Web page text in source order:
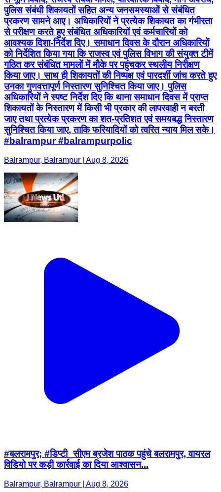
पुलिस संबंधी शिकायतों सहित अन्य जनसमस्याओं से संबंधित
प्रकरण सामने आए। अधिकारियों ने प्रत्येक शिकायत का गंभीरता
से परीक्षण करते हुए संबंधित अधिकारियों एवं कर्मचारियों को
आवश्यक दिशा-निर्देश दिए। समाधान दिवस के दौरान अधिकारियों
को निर्देशित किया गया कि राजस्व एवं पुलिस विभाग की संयुक्त टीमें
गठित कर संबंधित मामलों में मौके पर पहुंचकर स्थलीय निरीक्षण
किया जाए। साथ ही शिकायतों की निष्पक्ष एवं पारदर्शी जांच करते हुए
उनका गुणवत्तापूर्ण निस्तारण सुनिश्चित किया जाए। पुलिस
अधिकारियों ने स्पष्ट निर्देश दिए कि थाना समाधान दिवस में प्राप्त
शिकायतों के निस्तारण में किसी भी प्रकार की लापरवाही न बरती
जाए तथा प्रत्येक प्रकरण का शत-प्रतिशत एवं समयबद्ध निस्तारण
सुनिश्चित किया जाए, ताकि फरियादियों को त्वरित न्याय मिल सके।
#balrampur #balrampurpolic
Balrampur, Balrampur | Aug 8, 2026
#बलरामपुर; #डिप्टी_सीएम ब्रजेश पाठक पहुंचे बलरामपुर, वायरल
विडियो पर कड़ी कार्रवाई का दिया आश्वासन...
Balrampur, Balrampur | Aug 8, 2026